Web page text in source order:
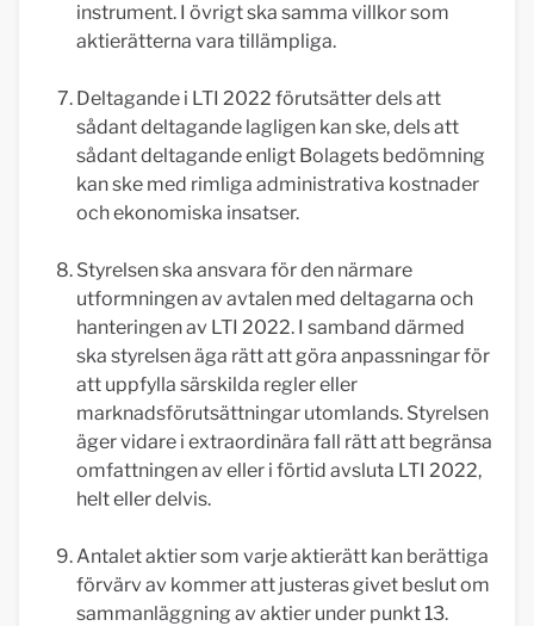
instrument. I övrigt ska samma villkor som
aktierätterna vara tillämpliga.
Deltagande i LTI 2022 förutsätter dels att
sådant deltagande lagligen kan ske, dels att
sådant deltagande enligt Bolagets bedömning
kan ske med rimliga administrativa kostnader
och ekonomiska insatser.
Styrelsen ska ansvara för den närmare
utformningen av avtalen med deltagarna och
hanteringen av LTI 2022. I samband därmed
ska styrelsen äga rätt att göra anpassningar för
att uppfylla särskilda regler eller
marknadsförutsättningar utomlands. Styrelsen
äger vidare i extraordinära fall rätt att begränsa
omfattningen av eller i förtid avsluta LTI 2022,
helt eller delvis.
Antalet aktier som varje aktierätt kan berättiga
förvärv av kommer att justeras givet beslut om
sammanläggning av aktier under punkt 13.